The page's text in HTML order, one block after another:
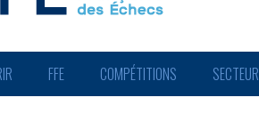
FFE COMPÉTITIONS